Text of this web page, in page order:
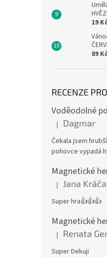
19
89
RECENZE
Hodnocení
| Dagmar
Čekala jsem
pohovce vypadá
Magnetické
Hodnocení
| Jana
Super hra👍👍👍
Magnetické
Hodnocení
| Renata
Super Dekuji